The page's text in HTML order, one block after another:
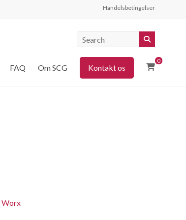
Handelsbetingelser
0
FAQ Om SCG Kontakt os
Worx